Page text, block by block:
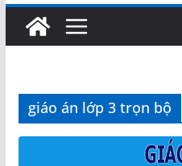
giáo án lớp 3 trọn bộ